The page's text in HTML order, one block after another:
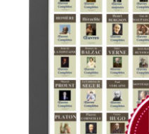
AJOUTER AU PANIER